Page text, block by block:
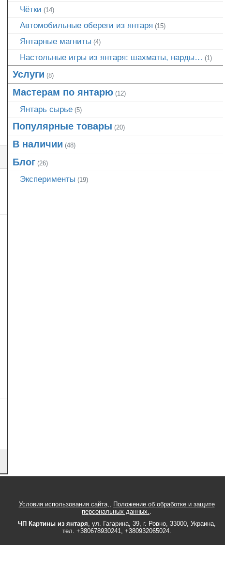
Чётки (14)
Автомобильные обереги из янтаря (15)
Янтарные магниты (4)
Настольные игры из янтаря: шахматы, нарды… (1)
Услуги (8)
Мастерам по янтарю(12)
Янтарь сырье(5)
Популярные товары (20)
В наличии (48)
Блог(26)
Эксперименты (19)
Условия использования сайта,
Положение об обработке и защите
персональных данных.
ЧП Картины из янтаря ул. Гагарина, 39, г. Ровно, 33000, Украина,
тел. +380678930241 +380932065024.